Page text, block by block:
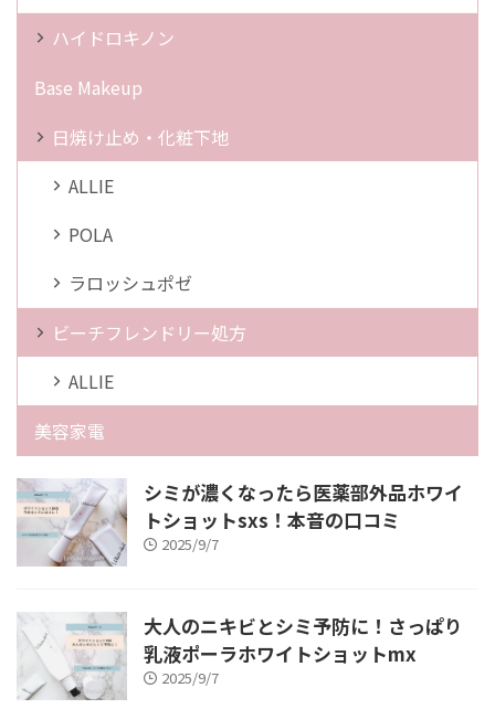
ハイドロキノン
Base Makeup
日焼け止め・化粧下地
ALLIE
POLA
ラロッシュポゼ
ビーチフレンドリー処方
ALLIE
美容家電
シミが濃くなったら医薬部外品ホワイ
トショットsxs！本音の口コミ
2025/9/7
大人のニキビとシミ予防に！さっぱり
乳液ポーラホワイトショットmx
2025/9/7